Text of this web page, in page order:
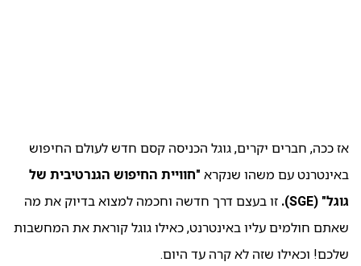
אז ככה, חברים יקרים, גוגל הכניסה קסם חדש לעולם החיפוש
באינטרנט עם משהו שנקרא "חוויית החיפוש הגנרטיבית של
גוגל" (SGE).
זו בעצם דרך חדשה וחכמה למצוא בדיוק את מה
שאתם חולמים עליו באינטרנט, כאילו גוגל קוראת את המחשבות
שלכם! וכאילו שזה לא קרה עד היום.